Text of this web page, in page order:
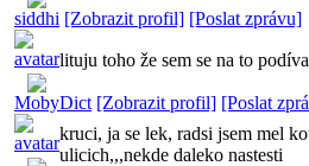
siddhi [Zobrazit profil] [Poslat zprávu]
lituju toho že sem se na to
MobyDict [Zobrazit profil] [Poslat
kruci, ja se lek, radsi jsem mel
ulicich,,,nekde daleko nastesti